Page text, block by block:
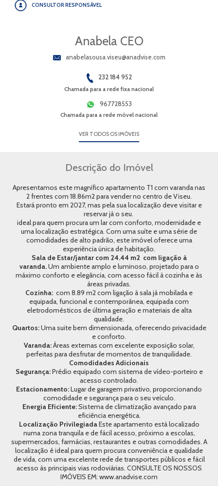
CONSULTOR RESPONSÁVEL
Anabela CEO
anabelasousa.viseu@anadvise.com
232 184 952
Chamada para a rede fixa nacional
967728553
Chamada para a rede móvel nacional
VER TODOS OS IMÓVEIS
Descrição do Imóvel
Apresentamos este magnífico apartamento T1 com varanda nas
2 frentes com 18.86m2 para vender no centro de Viseu.
Estará pronto em 2027, mas pela sua localização deve visitar e
reservar já o seu.
ideal para quem procura um lar com conforto, modernidade e
uma localização estratégica. Com uma suíte e uma série de
comodidades de alto padrão, este imóvel oferece uma
experiência única de habitação.
Sala de Estar/jantar com 24.44 m2 com ligação à
varanda.Um ambiente amplo e luminoso, projetado para o
máximo conforto e elegância, com acesso fácil à cozinha e às
áreas privadas.
Cozinha: com 8.89 m2 com ligação à sala já mobilada e
equipada, funcional e contemporânea, equipada com
eletrodomésticos de última geração e materiais de alta
qualidade.
Quartos:Uma suite bem dimensionada, oferecendo privacidade
e conforto.
Varanda:Áreas externas com excelente exposição solar,
perfeitas para desfrutar de momentos de tranquilidade.
Comodidades Adicionais
Segurança:Prédio equipado com sistema de vídeo-porteiro e
acesso controlado.
Estacionamento:Lugar de garagem privativo, proporcionando
comodidade e segurança para o seu veículo.
Energia Eficiente:Sistema de climatização avançado para
eficiência energética.
Localização PrivilegiadaEste apartamento está localizado
numa zona tranquila e de fácil acesso, próximo a escolas,
supermercados, farmácias, restaurantes e outras comodidades. A
localização é ideal para quem procura conveniência e qualidade
de vida, com uma excelente rede de transportes públicos e fácil
acesso às principais vias rodoviárias. CONSULTE OS NOSSOS
IMÓVEIS EM: www.anadvise.com